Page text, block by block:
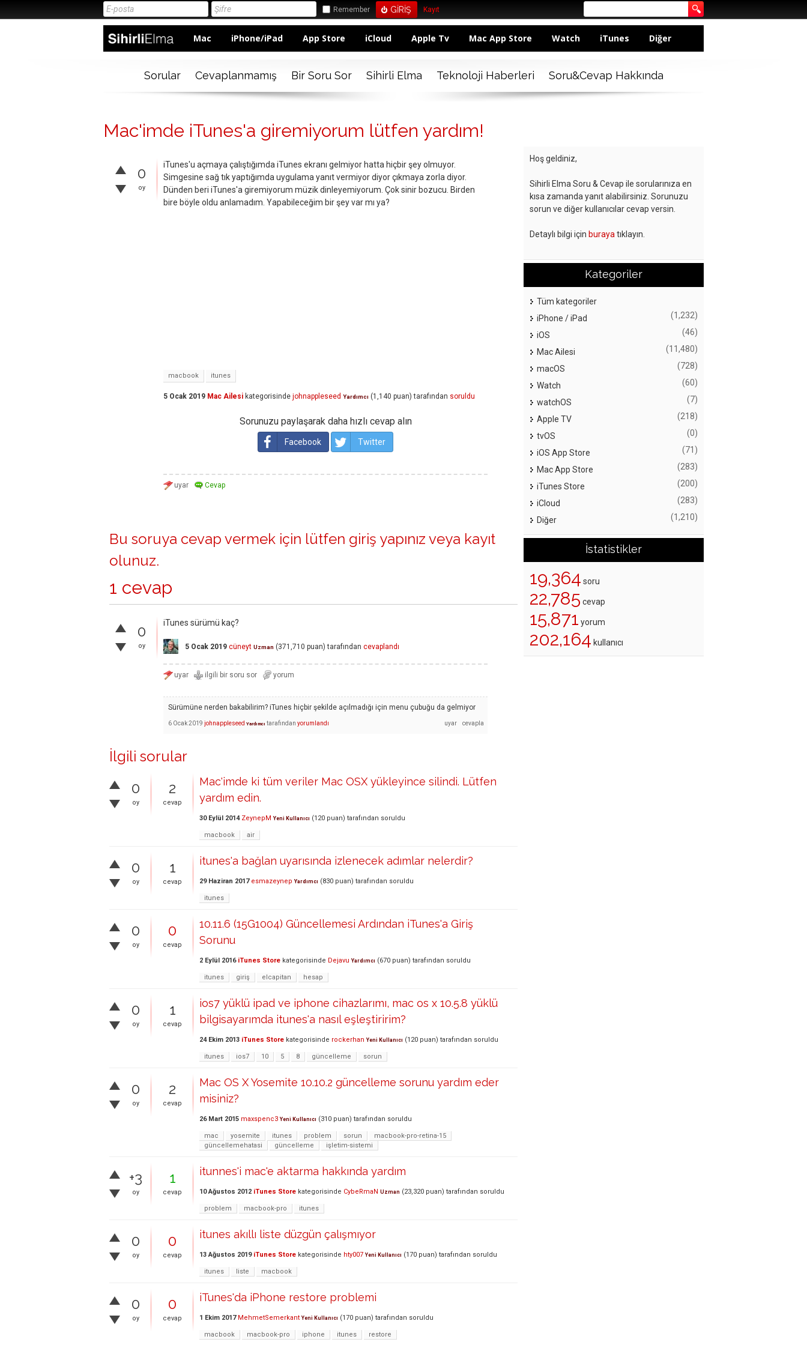
Remember Kayıt
Mac iPhone/iPad App Store iCloud Apple Tv Mac App Store Watch iTunes Diğer
Sorular Cevaplanmamış Bir Soru Sor Sihirli Elma Teknoloji Haberleri Soru&Cevap Hakkında
Mac'imde iTunes'a giremiyorum lütfen yardım!
0
oy
iTunes'u açmaya çalıştığımda iTunes ekranı gelmiyor hatta hiçbir şey olmuyor.
Simgesine sağ tık yaptığımda uygulama yanıt vermiyor diyor çıkmaya zorla diyor.
Dünden beri iTunes'a giremiyorum müzik dinleyemiyorum. Çok sinir bozucu. Birden
bire böyle oldu anlamadım. Yapabileceğim bir şey var mı ya?
macbook itunes
5 Ocak 2019 Mac Ailesi kategorisinde johnappleseed Yardımcı (1,140 puan) tarafından soruldu
Sorunuzu paylaşarak daha hızlı cevap alın
Facebook Twitter
Bu soruya cevap vermek için lütfen giriş yapınız veya kayıt
olunuz.
1 cevap
0
oy
iTunes sürümü kaç?
5 Ocak 2019 cüneyt Uzman (371,710 puan) tarafından cevaplandı
Sürümüne nerden bakabilirim? iTunes hiçbir şekilde açılmadığı için menu çubuğu da gelmiyor
6 Ocak 2019 johnappleseed Yardımcı tarafından yorumlandı
İlgili sorular
0
oy
2
cevap
Mac'imde ki tüm veriler Mac OSX yükleyince silindi. Lütfen
yardım edin.
30 Eylül 2014 ZeynepM Yeni Kullanıcı (120 puan) tarafından soruldu
macbook air
0
oy
1
cevap
itunes'a bağlan uyarısında izlenecek adımlar nelerdir?
29 Haziran 2017 esmazeynep Yardımcı (830 puan) tarafından soruldu
itunes
0
oy
0
cevap
10.11.6 (15G1004) Güncellemesi Ardından iTunes'a Giriş
Sorunu
2 Eylül 2016 iTunes Store kategorisinde Dejavu Yardımcı (670 puan) tarafından soruldu
itunes giriş elcapitan hesap
0
oy
1
cevap
ios7 yüklü ipad ve iphone cihazlarımı, mac os x 10.5.8 yüklü
bilgisayarımda itunes'a nasıl eşleştiririm?
24 Ekim 2013 iTunes Store kategorisinde rockerhan Yeni Kullanıcı (120 puan) tarafından soruldu
itunes ios7 10 5 8 güncelleme sorun
0
oy
2
cevap
Mac OS X Yosemite 10.10.2 güncelleme sorunu yardım eder
misiniz?
26 Mart 2015 maxspenc3 Yeni Kullanıcı (310 puan) tarafından soruldu
mac yosemite itunes problem sorun
macbook-pro-retina-15
güncellemehatasi
güncelleme işletim-sistemi
+3
oy
1
cevap
itunnes'i mac'e aktarma hakkında yardım
10 Ağustos 2012 iTunes Store kategorisinde CybeRmaN Uzman (23,320 puan) tarafından soruldu
problem macbook-pro itunes
0
oy
0
cevap
itunes akıllı liste düzgün çalışmıyor
13 Ağustos 2019 iTunes Store kategorisinde hty007 Yeni Kullanıcı (170 puan) tarafından soruldu
itunes liste macbook
0
oy
0
cevap
iTunes'da iPhone restore problemi
1 Ekim 2017 MehmetSemerkant Yeni Kullanıcı (170 puan) tarafından soruldu
macbook macbook-pro iphone itunes restore
Hoş geldiniz,
Sihirli Elma Soru & Cevap ile sorularınıza en
kısa zamanda yanıt alabilirsiniz. Sorunuzu
sorun ve diğer kullanıcılar cevap versin.
Detaylı bilgi için buraya tıklayın.
Kategoriler
Tüm kategoriler
iPhone / iPad
(1,232)
iOS (46)
Mac Ailesi (11,480)
macOS (728)
Watch (60)
watchOS (7)
Apple TV (218)
tvOS (0)
iOS App Store (71)
Mac App Store (283)
iTunes Store (200)
iCloud (283)
Diğer (1,210)
İstatistikler
19,364 soru
22,785 cevap
15,871 yorum
202,164 kullanıcı